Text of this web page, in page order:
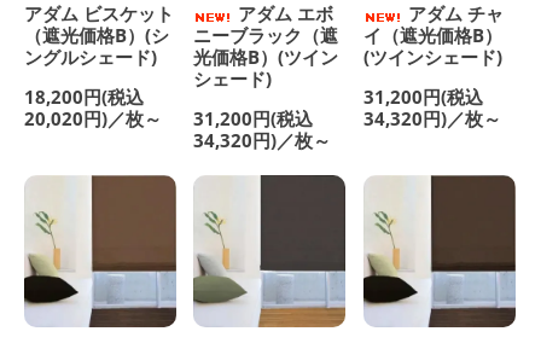
アダム ビスケット
（遮光価格B）(シ
ングルシェード)
18,200円(税込
20,020円)／枚～
アダム エボ
ニーブラック（遮
光価格B）(ツイン
シェード)
31,200円(税込
34,320円)／枚～
アダム チャ
イ（遮光価格B）
(ツインシェード)
31,200円(税込
34,320円)／枚～